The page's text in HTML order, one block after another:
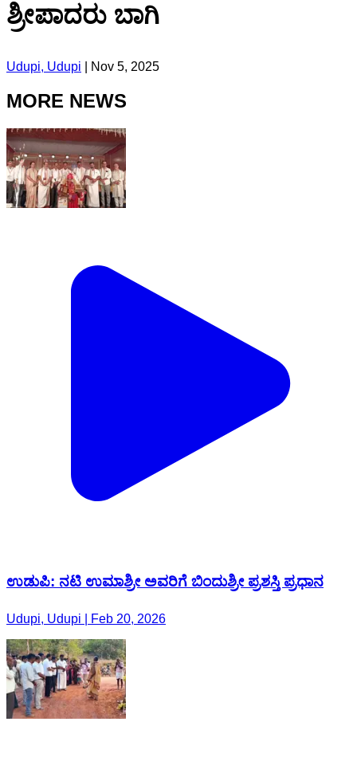
ಶ್ರೀಪಾದರು ಬಾಗಿ
Udupi, Udupi Nov 5, 2025
MORE NEWS
ಉಡುಪಿ: ನಟಿ ಉಮಾಶ್ರೀ ಅವರಿಗೆ ಬಿಂದುಶ್ರೀ ಪ್ರಶಸ್ತಿ ಪ್ರಧಾನ
Udupi, Udupi | Feb 20, 2026